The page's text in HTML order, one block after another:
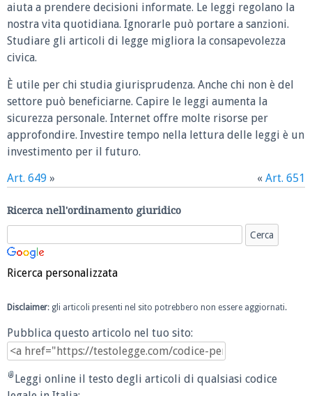
aiuta a prendere decisioni informate. Le leggi regolano la
nostra vita quotidiana. Ignorarle può portare a sanzioni.
Studiare gli articoli di legge migliora la consapevolezza
civica.
È utile per chi studia giurisprudenza. Anche chi non è del
settore può beneficiarne. Capire le leggi aumenta la
sicurezza personale. Internet offre molte risorse per
approfondire. Investire tempo nella lettura delle leggi è un
investimento per il futuro.
Art. 649 » « Art. 651
Ricerca nell'ordinamento giuridico
Ricerca personalizzata
Disclaimer: gli articoli presenti nel sito potrebbero non essere aggiornati.
Pubblica questo articolo nel tuo sito:
Leggi online il testo degli articoli di qualsiasi codice